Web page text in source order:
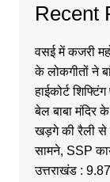
Recent
वसई में कजरी
के लोकगीतों ने
हाईकोर्ट
बेल बाबा मंदिर
खड़गे की रैली से
सामने, SSP
उत्तराखंड :